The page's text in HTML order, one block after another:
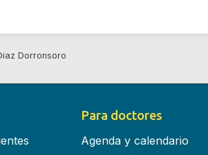
Dorronsoro
Para doctores
Agenda y calendario